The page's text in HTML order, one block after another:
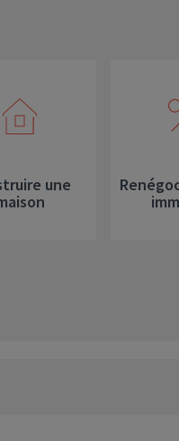
Anciens dispositifs
une